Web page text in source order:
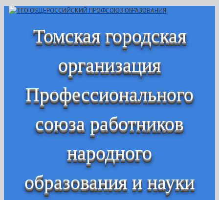
Томская городская
организация
Профессионального
союза работников
народного
образования и науки